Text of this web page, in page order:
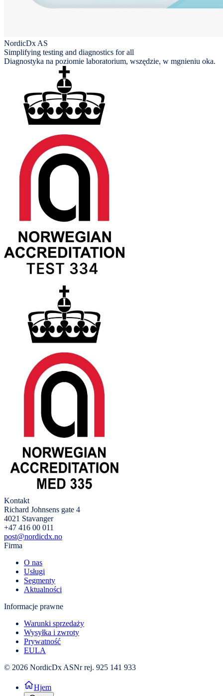
NordicDx AS
Simplifying testing and diagnostics for all
Diagnostyka na poziomie laboratorium, wszędzie, w mgnieniu oka.
Kontakt
Richard Johnsens gate 4
4021 Stavanger
+47 416 00 011
post@nordicdx.no
Firma
O nas
Usługi
Segmenty
Aktualności
Informacje prawne
Warunki sprzedaży
Wysyłka i zwroty
Prywatność
EULA
© 2026 NordicDx ASNr rej. 925 141 933
Hjem